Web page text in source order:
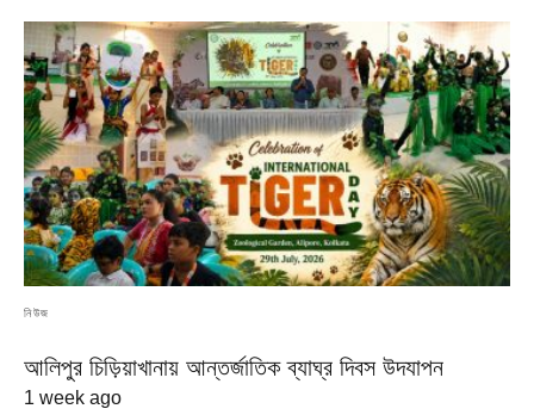
নিউজ
আলিপুর চিড়িয়াখানায় আন্তর্জাতিক ব্যাঘ্র দিবস উদযাপন
1 week ago